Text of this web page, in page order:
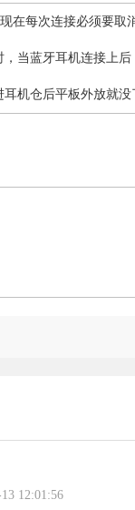
在每次连接必须要取
当蓝牙耳机连接上
机仓后平板外放就没
12:01:56